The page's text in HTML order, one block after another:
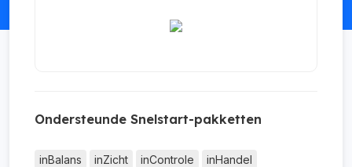
Ondersteunde Snelstart-pakketten
inBalans inZicht inControle inHandel